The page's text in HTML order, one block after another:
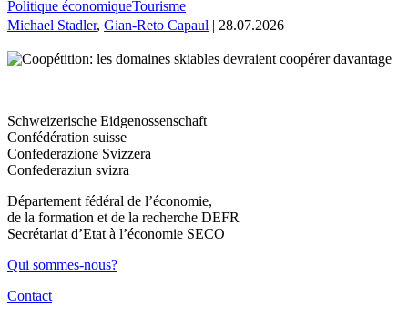
Politique économiqueTourisme
Michael Stadler, Gian-Reto Capaul | 28.07.2026
Schweizerische Eidgenossenschaft
Confédération suisse
Confederazione Svizzera
Confederaziun svizra
Département fédéral de l’économie,
de la formation et de la recherche DEFR
Secrétariat d’Etat à l’économie SECO
Qui sommes-nous?
Contact